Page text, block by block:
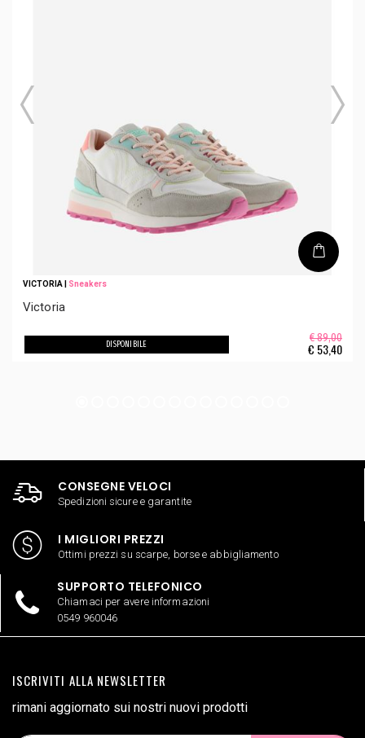
VICTORIA Sneakers
Victoria
€ 89,00
€ 53,40
DISPONIBILE
CONSEGNE VELOCI
Spedizioni sicure e garantite
I MIGLIORI PREZZI
Ottimi prezzi su scarpe, borse e abbigliamento
SUPPORTO TELEFONICO
Chiamaci per avere informazioni
0549 960046
ISCRIVITI ALLA NEWSLETTER
rimani aggiornato sui nostri nuovi prodotti